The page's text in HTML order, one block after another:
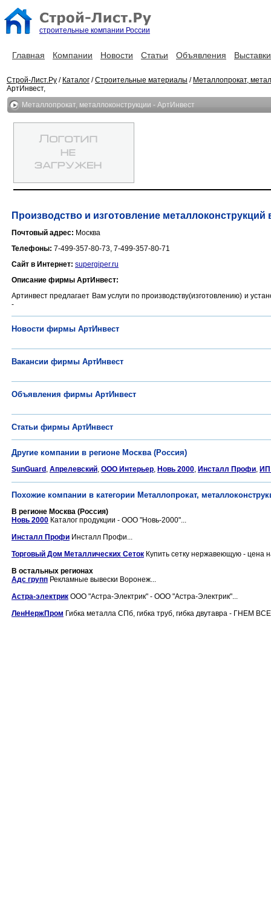
строительные компании России
Главная Компании Новости Статьи Объявления Выставки
Строй-Лист.Ру / Каталог /Строительные материалы / Металлопрокат,
АртИнвест,
Металлопрокат, металлоконструкции - АртИнвест
Производство и изготовление металлоконструкций
Почтовый адрес: Москва
Телефоны: 7-499-357-80-73, 7-499-357-80-71
Сайт в Интернет: supergiper.ru
Описание фирмы АртИнвест:
Артинвест предлагает Вам услуги по производству(изготовлению) и
-
Новости фирмы АртИнвест
Вакансии фирмы АртИнвест
Объявления фирмы АртИнвест
Статьи фирмы АртИнвест
Другие компании в регионе Москва (Россия)
SunGuard , Апрелевский, ООО Интерьер, Новь 2000, Инсталл Профи, ИП
Похожие компании в категории Металлопрокат,
В регионе Москва (Россия)
Новь 2000 Каталог продукции - ООО "Новь-2000"...
Инсталл Профи Инсталл Профи...
Торговый Дом Металлических Сеток Купить сетку нержавеющую - цена
В остальных регионах
Адс групп Рекламные вывески Воронеж...
Астра-электрик ООО "Астра-Электрик" - ООО "Астра-Электрик"...
ЛенНержПром Гибка металла СПб, гибка труб, гибка двутавра - ГНЕМ